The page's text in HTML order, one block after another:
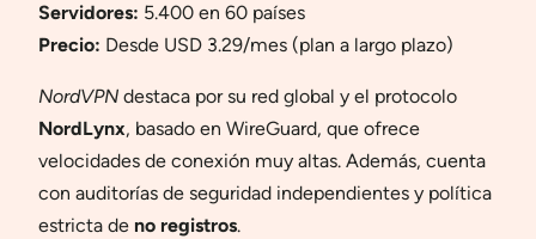
Servidores: 5.400 en 60 países
Precio: Desde USD 3.29/mes (plan a largo plazo)
NordVPN destaca por su red global y el protocolo
NordLynx, basado en WireGuard, que ofrece
velocidades de conexión muy altas. Además, cuenta
con auditorías de seguridad independientes y política
estricta de no registros.